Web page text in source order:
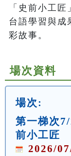
「史前小工
台語學習與成
彩故事。
場次資料
場次:
第一梯次
前小工匠
2026/